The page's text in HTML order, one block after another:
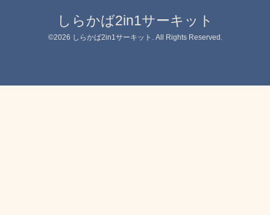
しらかば2in1サーキット
©2026 しらかば2in1サーキット . All Rights Reserved.